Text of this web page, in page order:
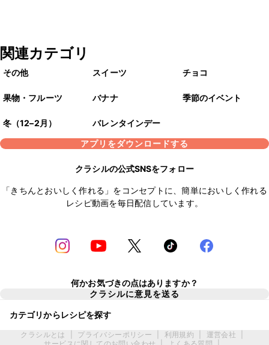
関連カテゴリ
その他 スイーツ チョコ
果物・フルーツ バナナ 季節のイベント
冬（12–2月）
バレンタインデー
アプリをダウンロードする
クラシルの公式SNSをフォロー
「きちんとおいしく作れる」をコンセプトに、簡単においしく作れる
レシピ動画を毎日配信しています。
何かお気づきの点はありますか？
クラシルに意見を送る
カテゴリからレシピを探す
クラシルとは プライバシーポリシー 利用規約 運営会社